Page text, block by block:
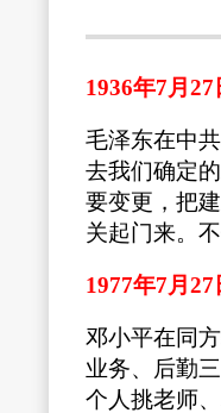
1936年7月27
毛泽东在中
去我们确定
要变更，把
关起门来。
1977年7月27
邓小平在同
业务、后勤
个人挑老师